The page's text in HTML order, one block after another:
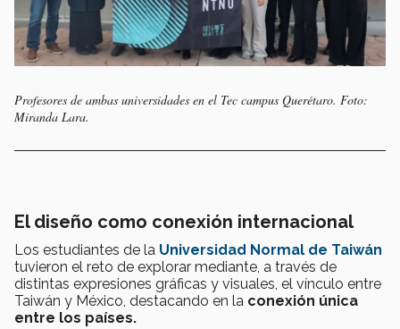
Profesores de ambas universidades en el Tec campus Querétaro. Foto:
Miranda Lara.
El diseño como conexión internacional
Los estudiantes de la Universidad Normal de Taiwán
tuvieron el reto de explorar mediante, a través de
distintas expresiones gráficas y visuales, el vínculo entre
Taiwán y México, destacando en la conexión única
entre los países.